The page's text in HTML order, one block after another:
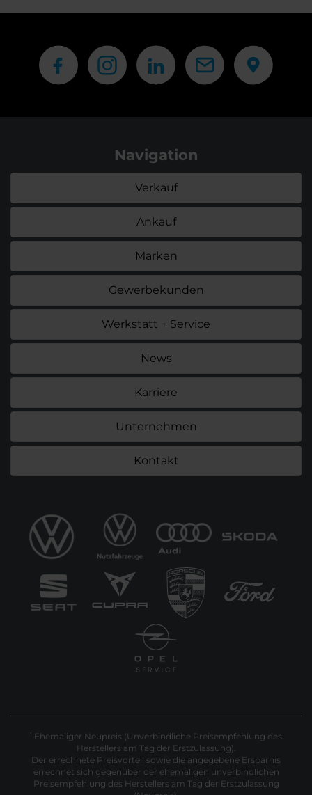
Navigation
Verkauf
Ankauf
Marken
Gewerbekunden
Werkstatt + Service
News
Karriere
Unternehmen
Kontakt
1 Ehemaliger Neupreis (Unverbindliche Preisempfehlung des
Herstellers am Tag der Erstzulassung).
Der errechnete Preisvorteil sowie die angegebene Ersparnis
errechnet sich gegenüber der ehemaligen unverbindlichen
Preisempfehlung des Herstellers am Tag der Erstzulassung